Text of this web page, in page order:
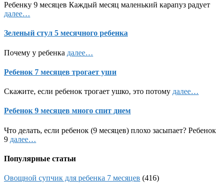
Ребенку 9 месяцев Каждый месяц маленький карапуз радует
далее…
Зеленый стул 5 месячного ребенка
Почему у ребенка далее…
Ребенок 7 месяцев трогает уши
Скажите, если ребенок трогает ушко, это потому далее…
Ребенок 9 месяцев много спит днем
Что делать, если ребенок (9 месяцев) плохо засыпает? Ребенок
9 далее…
Популярные статьи
Овощной супчик для ребенка 7 месяцев (416)